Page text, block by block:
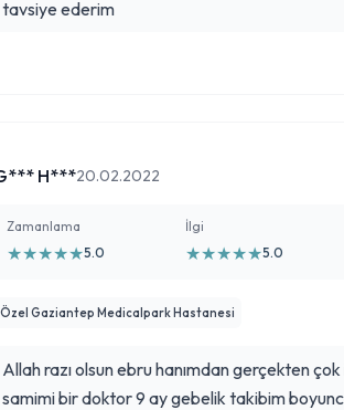
tavsiye ederim
H***20.02.2022
Zamanlama
★★★★★5.0
İlgi
★★★★★5.0
Özel Gaziantep Medicalpark Hastanesi
Allah razı olsun ebru hanımdan gerçekten
samimi bir doktor 9 ay gebelik takibim